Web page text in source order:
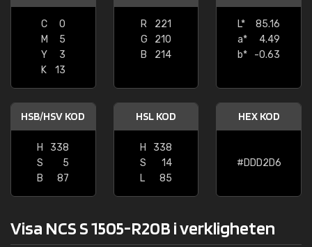
C
0
M
5
Y
3
K
13
R
221
G
210
B
214
L*
85.16
a*
4.49
b*
-0.63
HSB/HSV KOD
H
338
S
5
B
87
HSL KOD
H
338
S
14
L
85
HEX KOD
#DDD2D6
Visa NCS S 1505-R20B i verkligheten